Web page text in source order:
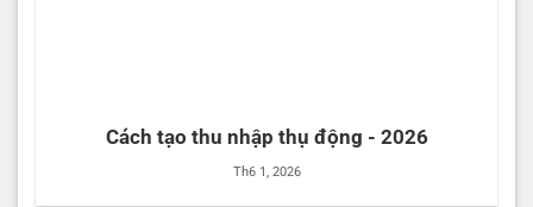
Cách tạo thu nhập thụ động - 2026
Th6 1, 2026